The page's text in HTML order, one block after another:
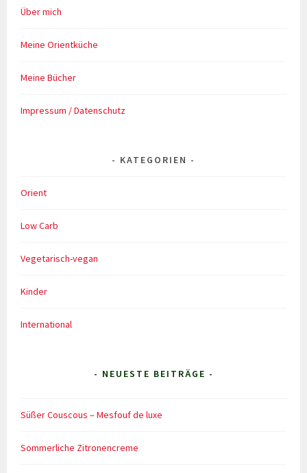
Über mich
Meine Orientküche
Meine Bücher
Impressum / Datenschutz
KATEGORIEN
Orient
Low Carb
Vegetarisch-vegan
Kinder
International
- NEUESTE BEITRÄGE -
Süßer Couscous – Mesfouf de luxe
Sommerliche Zitronencreme